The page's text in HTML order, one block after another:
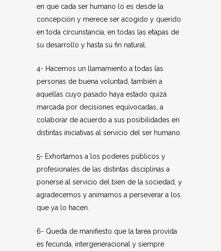
en que cada ser humano lo es desde la
concepción y merece ser acogido y querido
en toda circunstancia, en todas las etapas de
su desarrollo y hasta su fin natural.
4- Hacemos un llamamiento a todas las
personas de buena voluntad, también a
aquellas cuyo pasado haya estado quizá
marcada por decisiones equivocadas, a
colaborar de acuerdo a sus posibilidades en
distintas iniciativas al servicio del ser humano.
5- Exhortamos a los poderes públicos y
profesionales de las distintas disciplinas a
ponerse al servicio del bien de la sociedad, y
agradecemos y animamos a perseverar a los
que ya lo hacen.
6- Queda de manifiesto que la tarea provida
es fecunda, intergeneracional y siempre